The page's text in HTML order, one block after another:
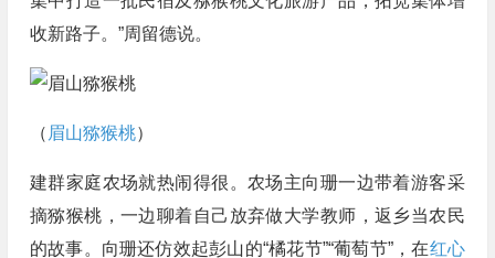
收新路子。”周留德说。
（ 眉山猕猴桃）
建群家庭农场就热闹得很。农场主向珊一边带着游客采
摘猕猴桃，一边聊着自己放弃做大学教师，返乡当农民
的故事。向珊还仿效起彭山的“橘花节”“葡萄节”，在红心